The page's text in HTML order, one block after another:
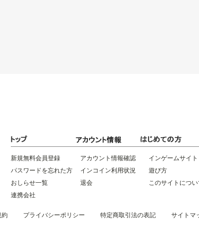
新規無料会員登録
パスワードを忘れた方
おしらせ一覧
連携会社
アカウント情報確認
インコイン利用状況
退会
インゲームサイト
遊び方
このサイトについ
約 プライバシーポリシー 特定商取引法の表記 サイトマ